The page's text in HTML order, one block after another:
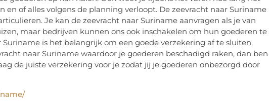
of alles volgens de planning verloopt. De zeevracht naar Suriname
Je kan de zeevracht naar Suriname aanvragen als je van
maar bedrijven kunnen ons ook inschakelen om hun goederen te
Suriname is het belangrijk om een goede verzekering af te sluiten.
naar Suriname waardoor je goederen beschadigd raken, dan ben
de juiste verzekering voor je zodat jij je goederen onbezorgd door